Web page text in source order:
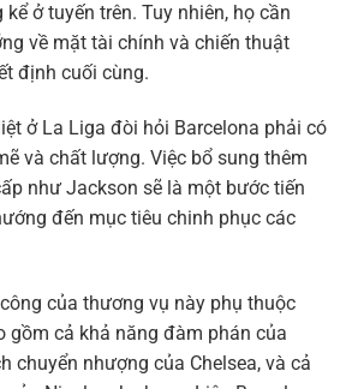
ở tuyến trên. Tuy nhiên, họ cần
về mặt tài chính và chiến thuật
định cuối cùng.
ở La Liga đòi hỏi Barcelona phải có
và chất lượng. Việc bổ sung thêm
như Jackson sẽ là một bước tiến
đến mục tiêu chinh phục các
của thương vụ này phụ thuộc
gồm cả khả năng đàm phán của
chuyển nhượng của Chelsea, và cả